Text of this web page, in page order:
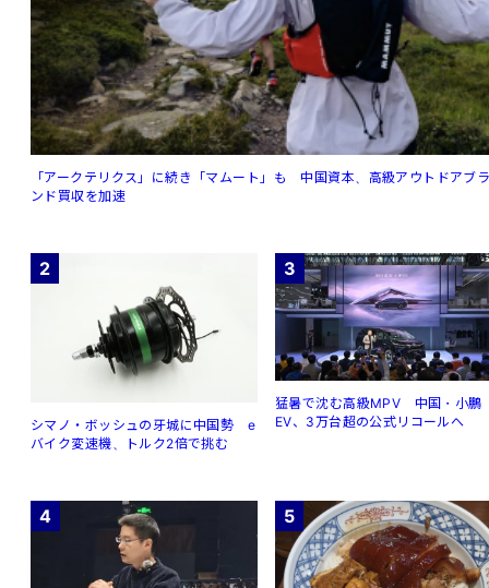
「アークテリクス」に続き「マムート」も 中国資本、高級アウトドアブ
ンド買収を加速
2
シマノ・ボッシュの牙城に中国勢 e
バイク変速機、トルク2倍で挑む
3
猛暑で沈む高級MPV 中国・小鵬
EV、3万台超の公式リコールへ
4 5